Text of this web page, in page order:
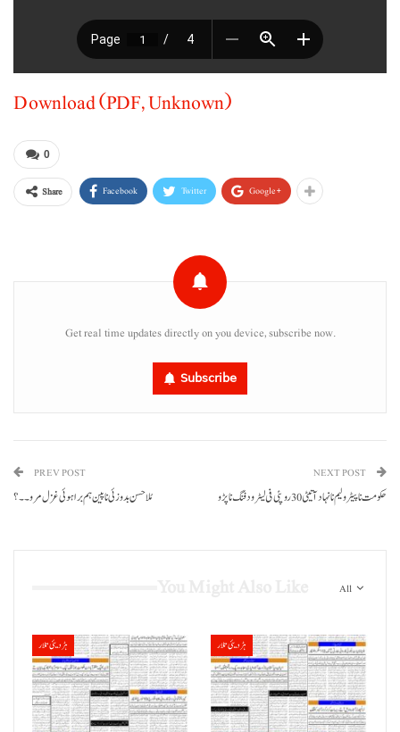
Download (PDF, Unknown)
0
Share Facebook Twitter Google+
Get real time updates directly on you device, subscribe now.
Subscribe
PREV POST
مُلا حسن بدوزئی نا پین ہم براہوئی غزل مرو۔۔؟
NEXT POST
حکومت نا پیٹرولیم نا نہاد آتیٹی 30 روپئی فی لیٹر ودفنگ نا پڑو
All
ہڑدیئی تلار ہڑدیئی تلار